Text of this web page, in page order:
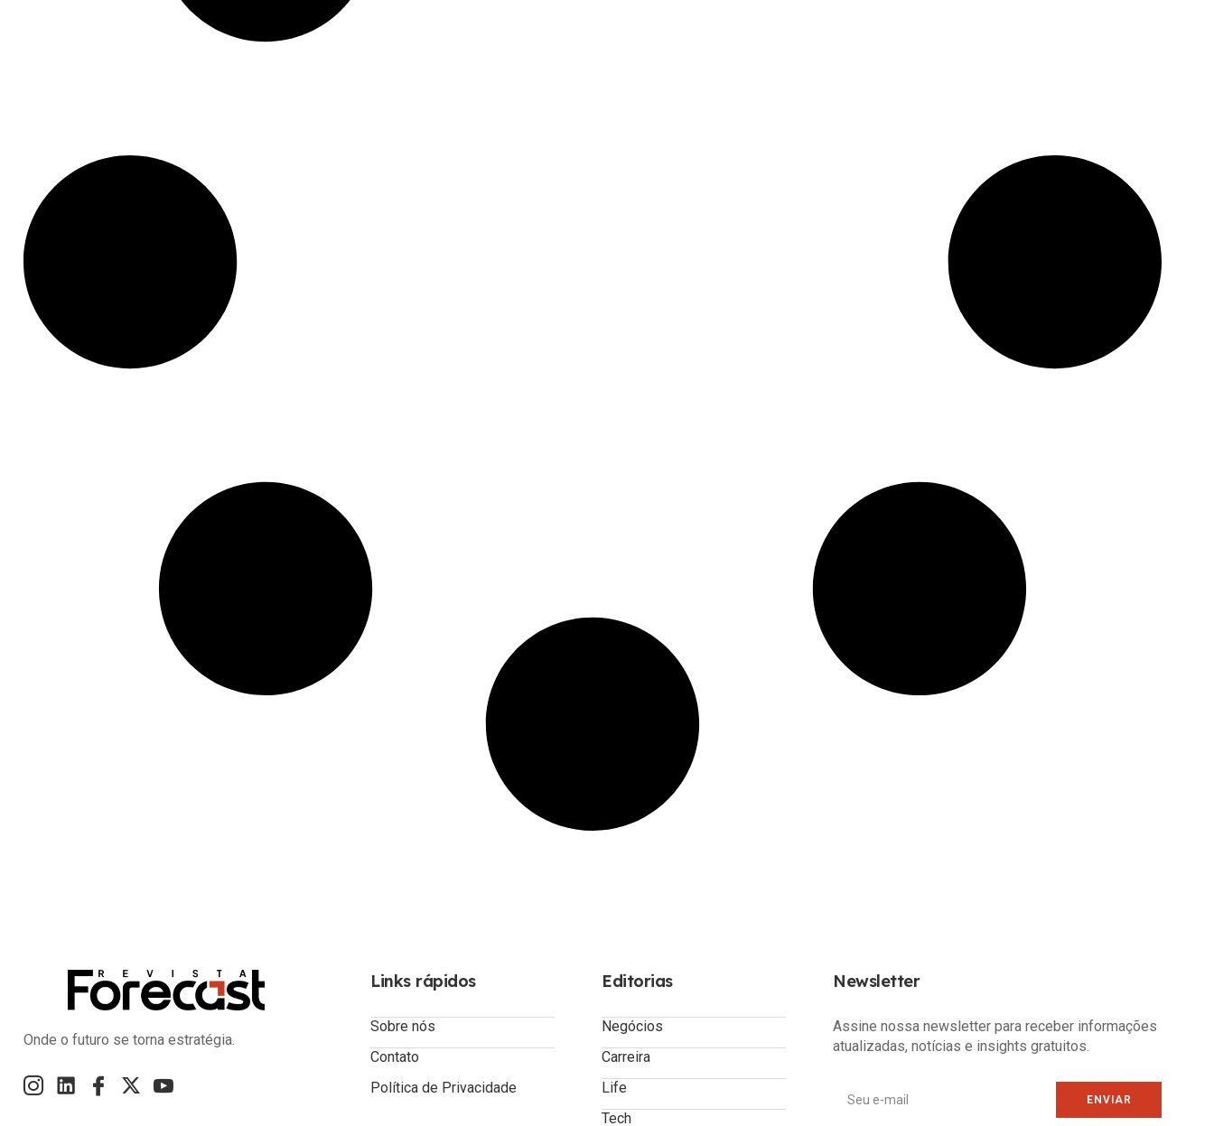
Onde o futuro se torna estratégia.
Links rápidos
Sobre nós
Contato
Política de Privacidade
Editorias
Negócios
Carreira
Life
Tech
Newsletter
Assine nossa newsletter para receber informações
atualizadas, notícias e insights gratuitos.
ENVIAR